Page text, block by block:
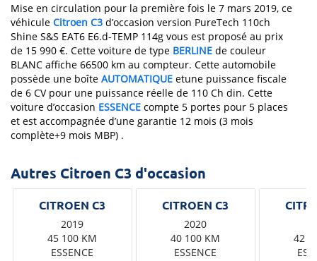
Mise en circulation pour la première fois le 7 mars 2019, ce
véhicule Citroen C3 d’occasion version PureTech 110ch
Shine S&S EAT6 E6.d-TEMP 114g vous est proposé au prix
de 15 990 €. Cette voiture de type BERLINE de couleur
BLANC affiche 66500 km au compteur. Cette automobile
possède une boîte AUTOMATIQUE etune puissance fiscale
de 6 CV pour une puissance réelle de 110 Ch din. Cette
voiture d’occasion ESSENCE compte 5 portes pour 5 places
et est accompagnée d’une garantie 12 mois (3 mois
complète+9 mois MBP) .
Autres Citroen C3 d'occasion
2019
45 100 KM
ESSENCE
2020
40 100 KM
ESSENCE
42